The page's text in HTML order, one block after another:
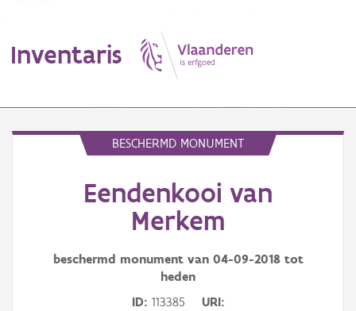
Inventaris
Waarneming
BESCHERMD MONUMENT
Eendenkooi van
Merkem
beschermd monument van 04-09-2018tot
heden
ID 113385
URI